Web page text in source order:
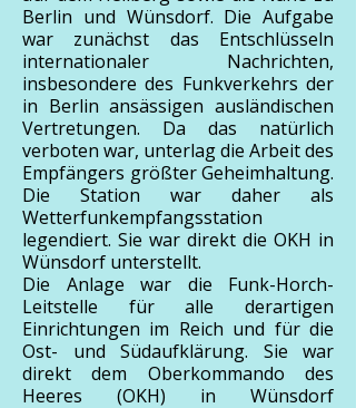
Berlin und Wünsdorf. Die Aufgabe
war zunächst das Entschlüsseln
internationaler Nachrichten,
insbesondere des Funkverkehrs der
in Berlin ansässigen ausländischen
Vertretungen. Da das natürlich
verboten war, unterlag die Arbeit des
Empfängers größter Geheimhaltung.
Die Station war daher als
Wetterfunkempfangsstation
legendiert. Sie war direkt die OKH in
Wünsdorf unterstellt.
Die Anlage war die Funk-Horch-
Leitstelle für alle derartigen
Einrichtungen im Reich und für die
Ost- und Südaufklärung. Sie war
direkt dem Oberkommando des
Heeres (OKH) in Wünsdorf